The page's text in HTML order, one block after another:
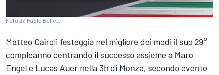
Foto di: Paolo Belletti
Matteo Cairoli festeggia nel migliore dei modi il suo 29°
compleanno centrando il successo assieme a Maro
Engel e Lucas Auer nella 3h di Monza, secondo evento